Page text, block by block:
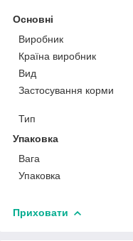
Основні
Виробник
Країна виробник
Вид
Застосування корми
Тип
Упаковка
Вага
Упаковка
Приховати